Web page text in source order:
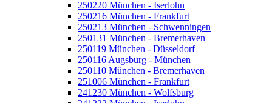
250220 München - Iserlohn
250216 München - Frankfurt
250213 München - Schwenningen
250131 München - Bremerhaven
250119 München - Düsseldorf
250116 Augsburg - München
250110 München - Bremerhaven
251006 München - Frankfurt
241230 München - Wolfsburg